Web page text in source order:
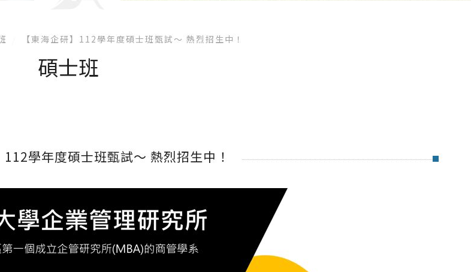
【東海企研】112學年度碩士班甄試～ 熱烈招生中！
碩士班
112學年度碩士班甄試～ 熱烈招生中！